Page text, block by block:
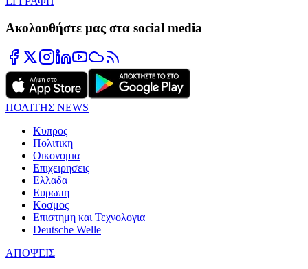
Ακολουθήστε μας στα social media
ΠΟΛΙΤΗΣ NEWS
Κυπρος
Πολιτικη
Οικονομια
Επιχειρησεις
Ελλαδα
Ευρωπη
Κοσμος
Επιστημη και Τεχνολογια
Deutsche Welle
ΑΠΟΨΕΙΣ